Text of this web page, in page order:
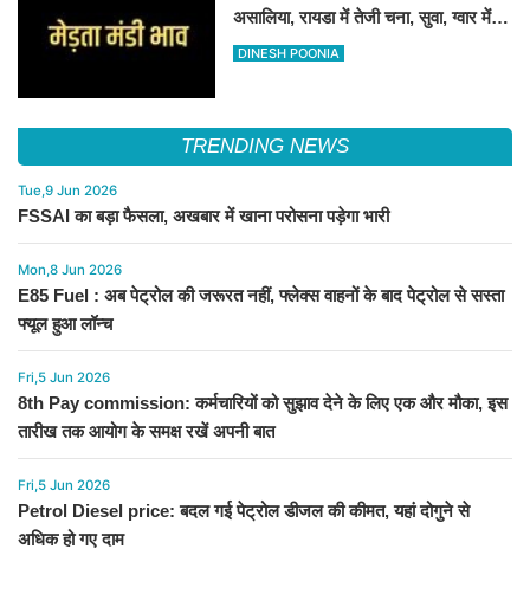
असालिया, रायडा में तेजी चना, सुवा, ग्वार में
आई गिरावट
DINESH POONIA
TRENDING NEWS
Tue,9 Jun 2026
FSSAI का बड़ा फैसला, अखबार में खाना परोसना पड़ेगा भारी
Mon,8 Jun 2026
E85 Fuel : अब पेट्रोल की जरूरत नहीं, फ्लेक्स वाहनों के बाद पेट्रोल से सस्ता
फ्यूल हुआ लॉन्च
Fri,5 Jun 2026
8th Pay commission: कर्मचारियों को सुझाव देने के लिए एक और मौका, इस
तारीख तक आयोग के समक्ष रखें अपनी बात
Fri,5 Jun 2026
Petrol Diesel price: बदल गई पेट्रोल डीजल की कीमत, यहां दोगुने से
अधिक हो गए दाम